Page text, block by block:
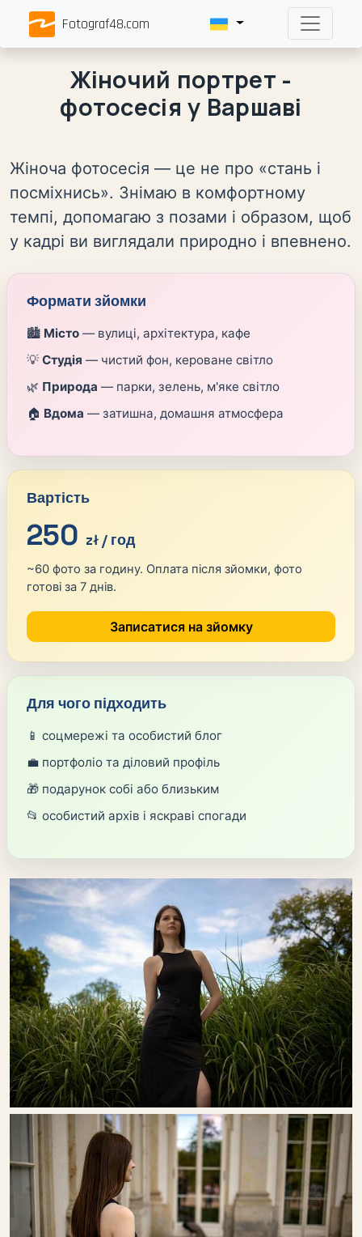
Fotograf48.com
Жіночий портрет -
фотосесія у Варшаві
Жіноча фотосесія — це не про «стань і
посміхнись». Знімаю в комфортному
темпі, допомагаю з позами і образом, щоб
у кадрі ви виглядали природно і впевнено.
Формати зйомки
🏙️ Місто — вулиці, архітектура, кафе
💡 Студія — чистий фон, керованe світло
🌿 Природа — парки, зелень, м'яке світло
🏠 Вдома — затишна, домашня атмосфера
Вартість
250 zł / год
~60 фото за годину. Оплата після зйомки, фото
готові за 7 днів.
Записатися на зйомку
Для чого підходить
📱 соцмережі та особистий блог
💼 портфоліо та діловий профіль
🎁 подарунок собі або близьким
📂 особистий архів і яскраві спогади